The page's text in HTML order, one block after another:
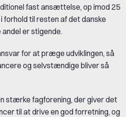
fast ansættelse, op imod 25
til resten af det danske
er stigende.
for at præge udviklingen, så
og selvstændige bliver så
stærke fagforening, der giver det
til at drive en god forretning, og